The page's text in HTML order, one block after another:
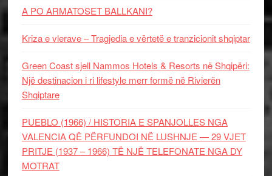
A PO ARMATOSET BALLKANI?
Kriza e vlerave – Tragjedia e vërtetë e tranzicionit shqiptar
Green Coast sjell Nammos Hotels & Resorts në Shqipëri:
Një destinacion i ri lifestyle merr formë në Rivierën
Shqiptare
PUEBLO (1966) / HISTORIA E SPANJOLLES NGA
VALENCIA QË PËRFUNDOI NË LUSHNJE — 29 VJET
PRITJE (1937 – 1966) TË NJË TELEFONATE NGA DY
MOTRAT